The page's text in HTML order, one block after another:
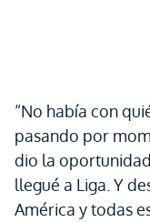
“No había con
pasando por
dio la
llegué a Liga. Y
América y todas